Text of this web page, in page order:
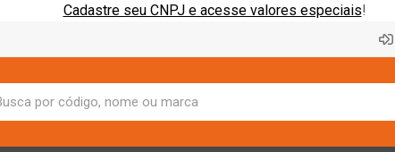
Cadastre seu CNPJ e acesse valores especiais!